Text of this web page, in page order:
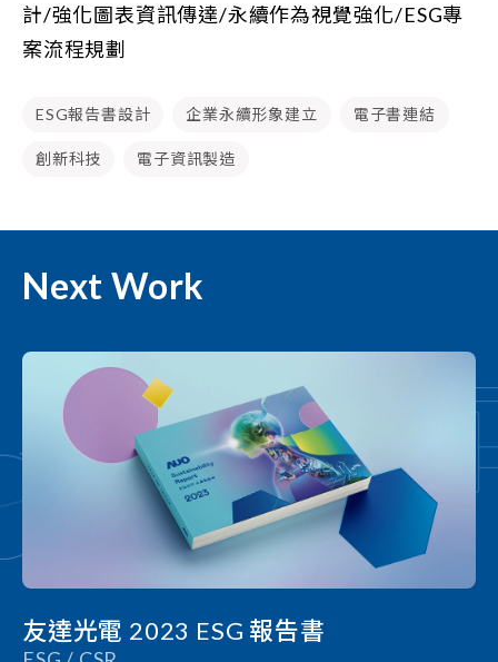
計/強化圖表資訊傳達/永續作為視覺強化/ESG專
案流程規劃
ESG報告書設計 企業永續形象建立 電子書連結
創新科技 電子資訊製造
Next Work
友達光電 2023 ESG 報告書